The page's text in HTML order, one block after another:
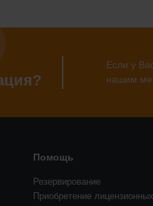
Если у
нашим
Помощь
Резервирование
Приобретение лицензионных